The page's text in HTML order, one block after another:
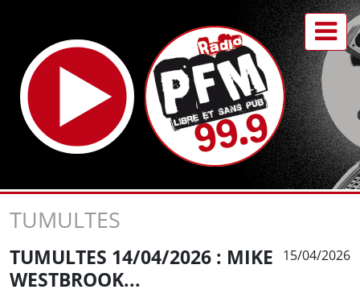
TUMULTES
TUMULTES 14/04/2026 : MIKE
WESTBROOK...
15/04/2026